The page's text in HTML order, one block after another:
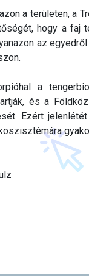
a területen, a
hogy a
az
a
és a
Ezért